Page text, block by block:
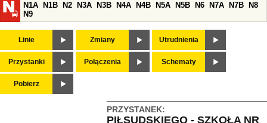
N1A
N1B N2 N3A N3B N4A N4B N5A N5B N6 N7A N7B
N8
N9
Linie Zmiany Utrudnienia
Przystanki Połączenia Schematy
Pobierz
PRZYSTANEK:
PIŁSUDSKIEGO - SZKOŁA NR